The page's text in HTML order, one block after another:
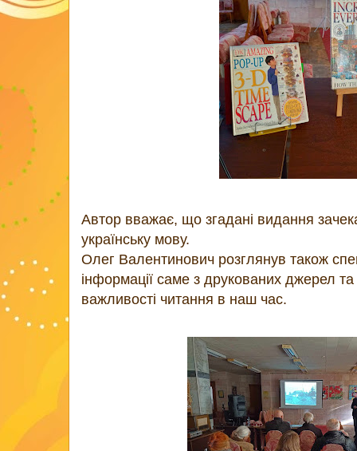
Автор вважає, що згадані видання
українську мову.
Олег Валентинович розглянув також
інформації саме з друкованих джерел та
важливості читання в наш час.